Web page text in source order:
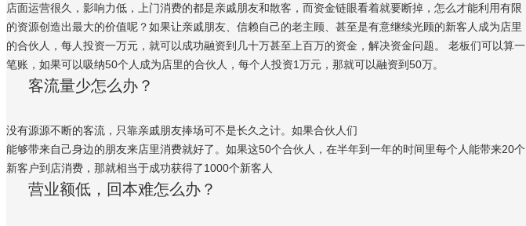
店面运营很久，影响力低，上门消费的都是亲戚朋友和散客，而资金链眼看着就要断掉，怎么才能利用有限
的资源创造出最大的价值呢？如果让亲戚朋友、信赖自己的老主顾、甚至是有意继续光顾的新客人成为店里
的合伙人，每人投资一万元，就可以成功融资到几十万甚至上百万的资金，解决资金问题。 老板们可以算一
笔账，如果可以吸纳50个人成为店里的合伙人，每个人投资1万元，那就可以融资到50万。
客流量少怎么办？
没有源源不断的客流，只靠亲戚朋友捧场可不是长久之计。如果合伙人们
能够带来自己身边的朋友来店里消费就好了。如果这50个合伙人，在半年到一年的时间里每个人能带来20个
新客户到店消费，那就相当于成功获得了1000个新客人
营业额低，回本难怎么办？